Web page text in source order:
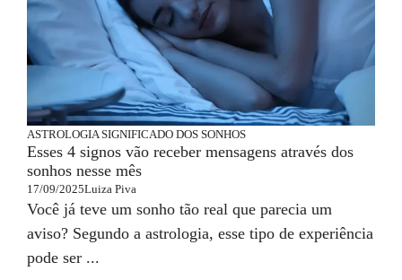
ASTROLOGIA SIGNIFICADO DOS SONHOS
Esses 4 signos vão receber mensagens através dos
sonhos nesse mês
17/09/2025Luiza Piva
Você já teve um sonho tão real que parecia um
aviso? Segundo a astrologia, esse tipo de experiência
pode ser ...